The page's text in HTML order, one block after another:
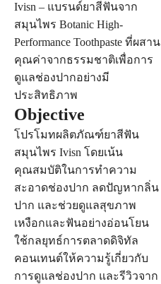
Ivisn – แบรนด์ยาสีฟันจาก
สมุนไพร Botanic High-
Performance Toothpaste ที่ผสาน
คุณค่าจากธรรมชาติเพื่อการ
ดูแลช่องปากอย่างมี
ประสิทธิภาพ
Objective
โปรโมทผลิตภัณฑ์ยาสีฟัน
สมุนไพร Ivisn โดยเน้น
คุณสมบัติในการทำความ
สะอาดช่องปาก ลดปัญหากลิ่น
ปาก และช่วยดูแลสุขภาพ
เหงือกและฟันอย่างอ่อนโยน
ใช้กลยุทธ์การตลาดดิจิทัล
คอนเทนต์ให้ความรู้เกี่ยวกับ
การดูแลช่องปาก และรีวิวจาก